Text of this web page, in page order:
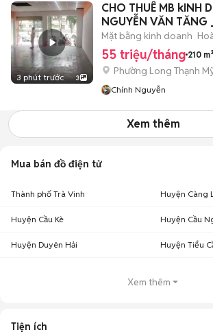
3 phút trước 3
CHO THUÊ MB kINH
NGUYỄN VĂN TĂNG
_
Mặt bằng kinh doanh
55 triệu/tháng 210 m²
Phường Long Thạnh
Chính Nguyễn
Xem thêm
Mua bán đồ điện tử
Thành phố Trà Vinh Huyện Càng
Huyện Cầu Kè Huyện Cầu
Huyện Duyên Hải Huyện Tiểu
Xem thêm
Tiện ích